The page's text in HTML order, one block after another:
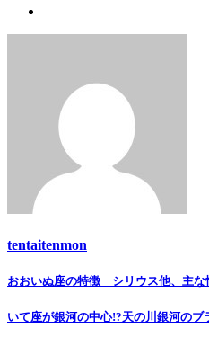
tentaitenmon
Post
navigation
おおいぬ座の特徴 シリウス他、主な
いて座が銀河の中心!?天の川銀河のブ